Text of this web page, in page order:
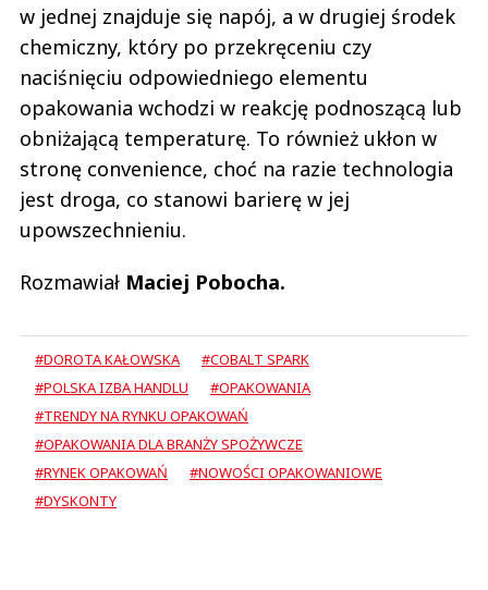
w jednej znajduje się napój, a w drugiej środek
chemiczny, który po przekręceniu czy
naciśnięciu odpowiedniego elementu
opakowania wchodzi w reakcję podnoszącą lub
obniżającą temperaturę. To również ukłon w
stronę convenience, choć na razie technologia
jest droga, co stanowi barierę w jej
upowszechnieniu.
Rozmawiał Maciej Pobocha.
#DOROTA KAŁOWSKA
#COBALT SPARK
#POLSKA IZBA HANDLU
#OPAKOWANIA
#TRENDY NA RYNKU OPAKOWAŃ
#OPAKOWANIA DLA BRANŻY SPOŻYWCZE
#RYNEK OPAKOWAŃ
#NOWOŚCI OPAKOWANIOWE
#DYSKONTY